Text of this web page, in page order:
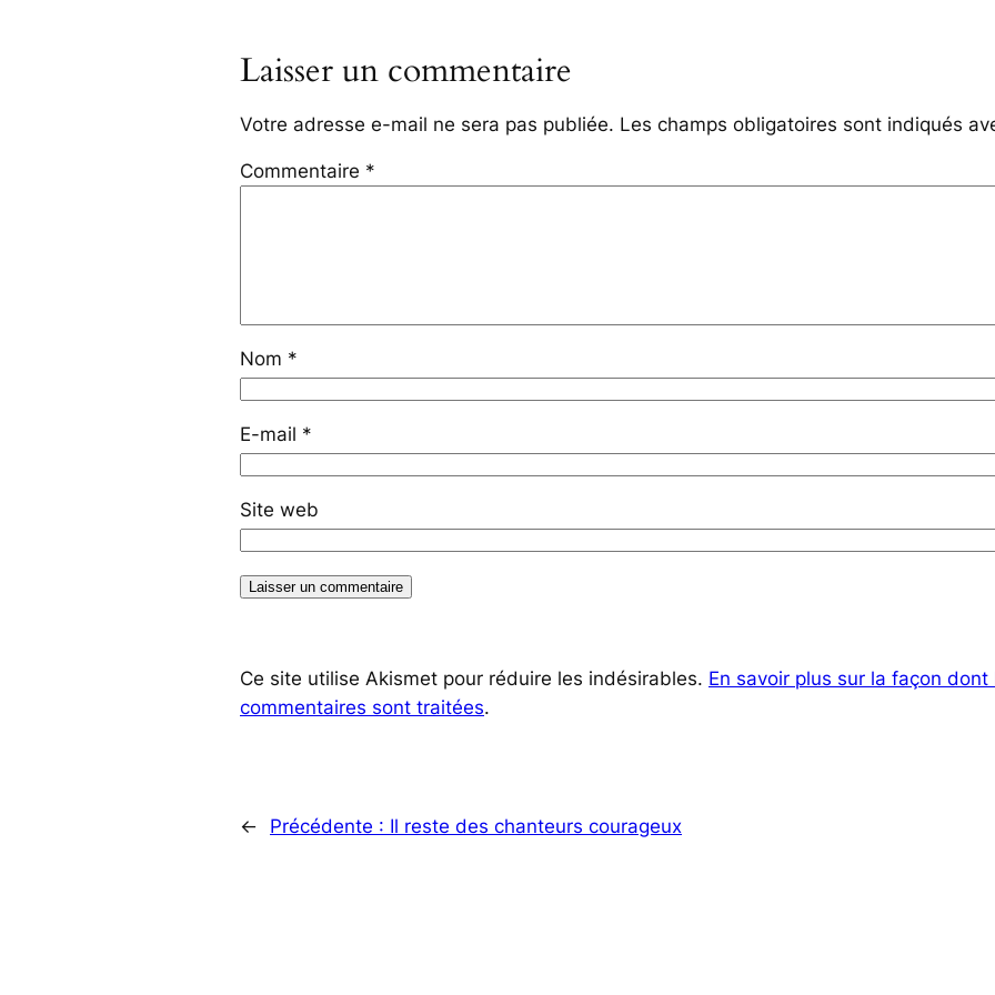
Laisser un commentaire
Votre adresse e-mail ne sera pas publiée. Les champs obligatoires sont indiqués
Commentaire *
Nom *
E-mail *
Site web
Ce site utilise Akismet pour réduire les indésirables. En savoir plus sur la façon
commentaires sont traitées.
← Précédente : Il reste des chanteurs courageux